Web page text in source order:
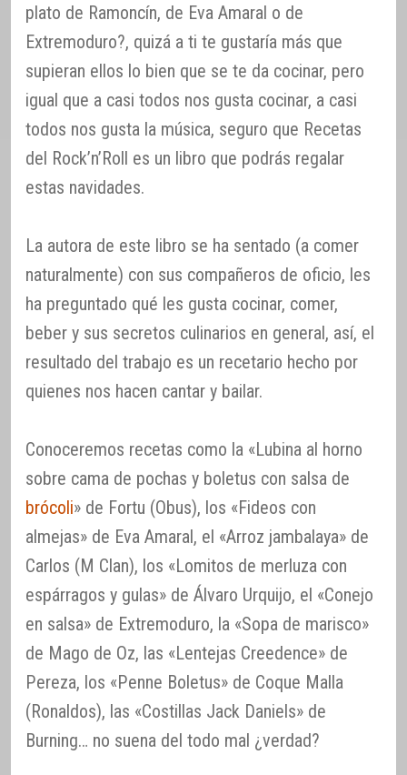
plato de Ramoncín, de Eva Amaral o de
Extremoduro?, quizá a ti te gustaría más que
supieran ellos lo bien que se te da cocinar, pero
igual que a casi todos nos gusta cocinar, a casi
todos nos gusta la música, seguro que Recetas
del Rock’n’Roll es un libro que podrás regalar
estas navidades.
La autora de este libro se ha sentado (a comer
naturalmente) con sus compañeros de oficio, les
ha preguntado qué les gusta cocinar, comer,
beber y sus secretos culinarios en general, así, el
resultado del trabajo es un recetario hecho por
quienes nos hacen cantar y bailar.
Conoceremos recetas como la «Lubina al horno
sobre cama de pochas y boletus con salsa de
brócoli» de Fortu (Obus), los «Fideos con
almejas» de Eva Amaral, el «Arroz jambalaya» de
Carlos (M Clan), los «Lomitos de merluza con
espárragos y gulas» de Álvaro Urquijo, el «Conejo
en salsa» de Extremoduro, la «Sopa de marisco»
de Mago de Oz, las «Lentejas Creedence» de
Pereza, los «Penne Boletus» de Coque Malla
(Ronaldos), las «Costillas Jack Daniels» de
Burning… no suena del todo mal ¿verdad?